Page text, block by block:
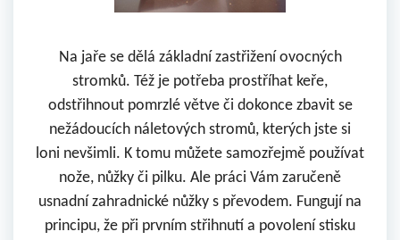
Na jaře se dělá základní zastřižení ovocných
stromků. Též je potřeba prostříhat keře,
odstřihnout pomrzlé větve či dokonce zbavit se
nežádoucích náletových stromů, kterých jste si
loni nevšimli. K tomu můžete samozřejmě používat
nože, nůžky či pilku. Ale práci Vám zaručeně
usnadní zahradnické nůžky s převodem. Fungují na
principu, že při prvním střihnutí a povolení stisku